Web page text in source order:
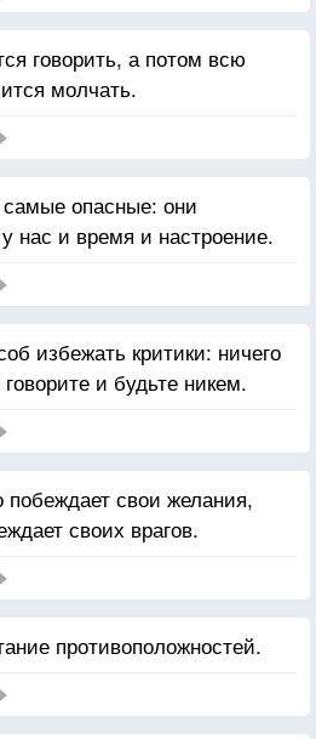
говорить, а потом всю
молчать.
опасные: они
нас и время и настроение.
избежать критики: ничего
и будьте никем.
побеждает свои желания,
своих врагов.
противоположностей.